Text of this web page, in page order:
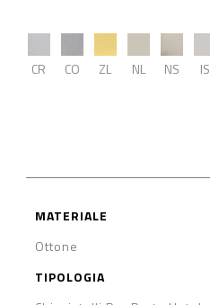
CR CO ZL NL NS IS
MATERIALE
Ottone
TIPOLOGIA